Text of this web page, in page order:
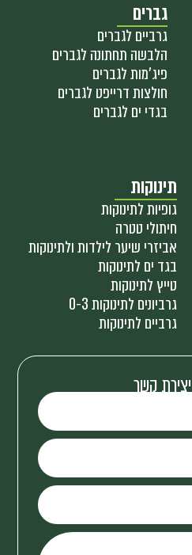
גברים
גרביים לגברים
הלבשה תחתונה לגברים
פיג'מות לגברים
חולצות דרייפט לגברים
בגדי ים לגברים
תינוקות
גופיות לתינוקות
חיתולי טטרה
אביזרי שיער לילדות ולתינוקות
בגד ים לתינוקות
טייץ לתינוקות
גרביונים לתינוקות 0-3
גרביים לתינוקות
יצירת קשר